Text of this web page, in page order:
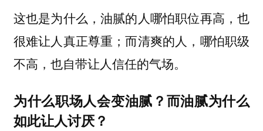
这也是为什么，油腻的人哪怕职位再高，也
很难让人真正尊重；而清爽的人，哪怕职级
不高，也自带让人信任的气场。
为什么职场人会变油腻？而油腻为什么
如此让人讨厌？